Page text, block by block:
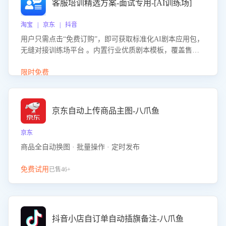
客服培训精选方案-面试专用-[AI训练场]
淘宝 | 京东 | 抖音
用户只需点击“免费订购”，即可获取标准化AI剧本应用包，
无缝对接训练场平台 。内置行业优质剧本模板，覆盖售前
初始化时间，助力企业快速启动智能客服训练
限时免费
京东自动上传商品主图-八爪鱼
京东
商品全自动换图 · 批量操作 · 定时发布
免费试用 已售46+
抖音小店自订单自动插旗备注-八爪鱼